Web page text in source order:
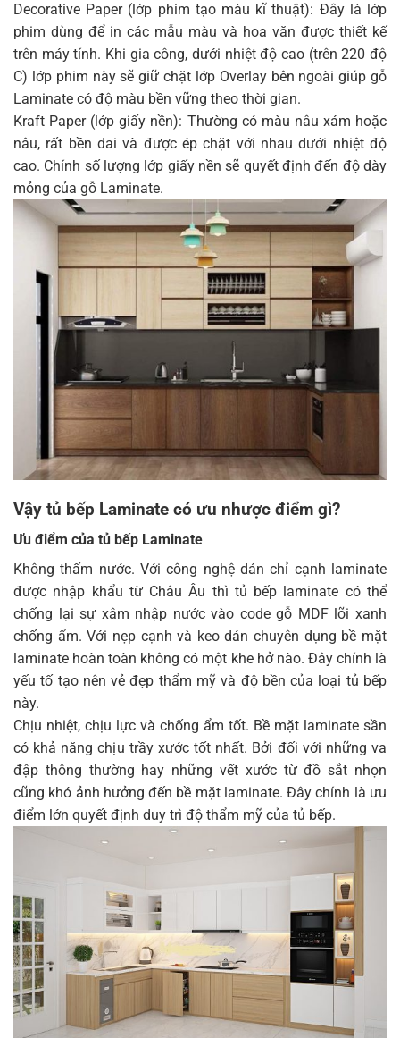
Decorative Paper (lớp phim tạo màu kĩ thuật): Đây là lớp
phim dùng để in các mẫu màu và hoa văn được thiết kế
trên máy tính. Khi gia công, dưới nhiệt độ cao (trên 220 độ
C) lớp phim này sẽ giữ chặt lớp Overlay bên ngoài giúp gỗ
Laminate có độ màu bền vững theo thời gian.
Kraft Paper (lớp giấy nền): Thường có màu nâu xám hoặc
nâu, rất bền dai và được ép chặt với nhau dưới nhiệt độ
cao. Chính số lượng lớp giấy nền sẽ quyết định đến độ dày
mỏng của gỗ Laminate.
Vậy tủ bếp Laminate có ưu nhược điểm gì?
Ưu điểm của tủ bếp Laminate
Không thấm nước. Với công nghệ dán chỉ cạnh laminate
được nhập khẩu từ Châu Âu thì tủ bếp laminate có thể
chống lại sự xâm nhập nước vào code gỗ MDF lõi xanh
chống ẩm. Với nẹp cạnh và keo dán chuyên dụng bề mặt
laminate hoàn toàn không có một khe hở nào. Đây chính là
yếu tố tạo nên vẻ đẹp thẩm mỹ và độ bền của loại tủ bếp
này.
Chịu nhiệt, chịu lực và chống ẩm tốt. Bề mặt laminate sần
có khả năng chịu trầy xước tốt nhất. Bởi đối với những va
đập thông thường hay những vết xước từ đồ sắt nhọn
cũng khó ảnh hưởng đến bề mặt laminate. Đây chính là ưu
điểm lớn quyết định duy trì độ thẩm mỹ của tủ bếp.